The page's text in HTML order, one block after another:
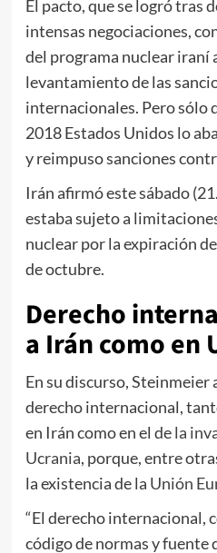
El pacto, que se logró tras
intensas negociaciones,
del programa nuclear iraní
levantamiento de las
internacionales. Pero sólo
2018 Estados Unidos lo
y reimpuso sanciones
Irán afirmó este sábado
estaba sujeto a
nuclear por la expiración
de octubre.
Derecho
a Irán como en
En su discurso, Steinmeier
derecho internacional,
en Irán como en el dela
Ucrania, porque, entre
la existencia de la Unión
“El derecho internacional,
código de normas y fuente